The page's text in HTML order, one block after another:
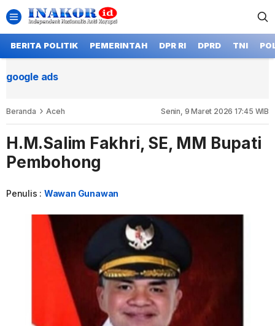
BERITA POLITIK PEMERINTAH DPR RI DPRD TNI
google ads
Beranda Aceh Senin, 9 Maret 2026 17:45 WIB
H.M.Salim Fakhri, SE, MM Bupati
Pembohong
Penulis : Wawan Gunawan